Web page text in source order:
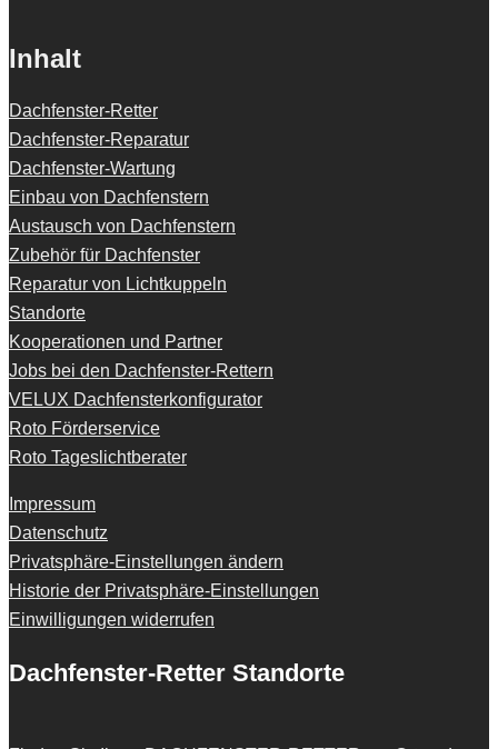
Inhalt
Dachfenster-Retter
Dachfenster-Reparatur
Dachfenster-Wartung
Einbau von Dachfenstern
Austausch von Dachfenstern
Zubehör für Dachfenster
Reparatur von Lichtkuppeln
Standorte
Kooperationen und Partner
Jobs bei den Dachfenster-Rettern
VELUX Dachfensterkonfigurator
Roto Förderservice
Roto Tageslichtberater
Impressum
Datenschutz
Privatsphäre-Einstellungen ändern
Historie der Privatsphäre-Einstellungen
Einwilligungen widerrufen
Dachfenster-Retter Standorte